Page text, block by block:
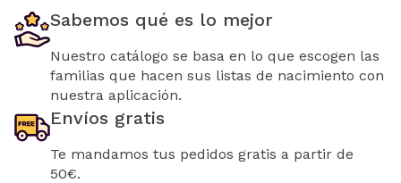
Sabemos qué es lo mejor
Nuestro catálogo se basa en lo que escogen las
familias que hacen sus listas de nacimiento con
nuestra aplicación.
Envíos gratis
Te mandamos tus pedidos gratis a partir de
50€.